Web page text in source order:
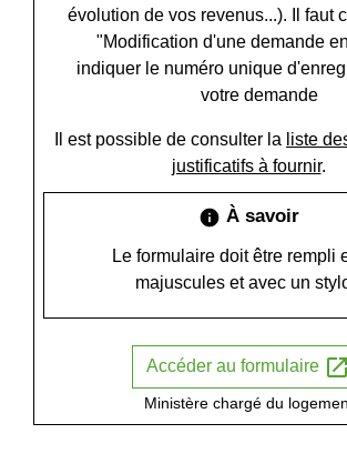
évolution de vos revenus...). Il faut
"Modification d'une demande
indiquer le numéro unique
votre demande
Il est possible de consulter la liste
justificatifs à fournir.
info À savoir
Le formulaire doit être rempli
majuscules et avec un
Accéder au formulaire open_in_new
Ministère chargé du